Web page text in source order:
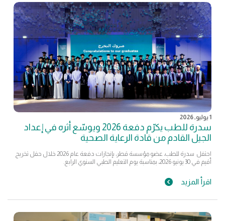
1 يوليو, 2026
سدرة للطب يكرّم دفعة 2026 ويوسّع أثره في إعداد
الجيل القادم من قادة الرعاية الصحية
احتفل سدرة للطب، عضو مؤسسة قطر، بإنجازات دفعة عام 2026 خلال حفل تخريج
أقيم في 30 يونيو 2026، بمناسبة يوم التعليم الطبي السنوي الرابع.
اقرأ المزيد